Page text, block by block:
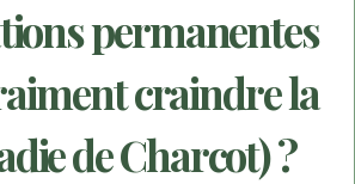
permanentes
craindre la
de Charcot) ?